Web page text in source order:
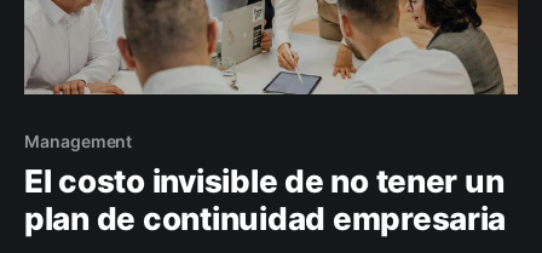
Management
El costo invisible de no tener un
plan de continuidad empresaria